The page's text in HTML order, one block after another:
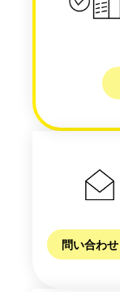
問い合わせ